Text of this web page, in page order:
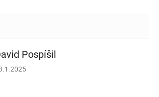
Pospíšil
obchodu je 5 z 5 hvězdiček.